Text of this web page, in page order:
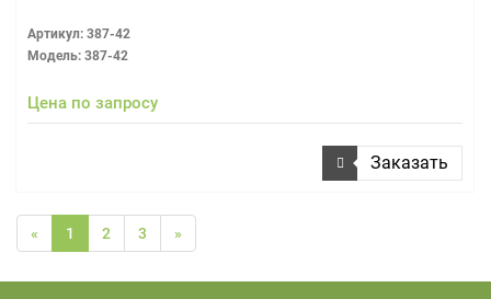
Артикул: 387-42
Модель: 387-42
Цена по запросу
Заказать
« 1 2 3 »